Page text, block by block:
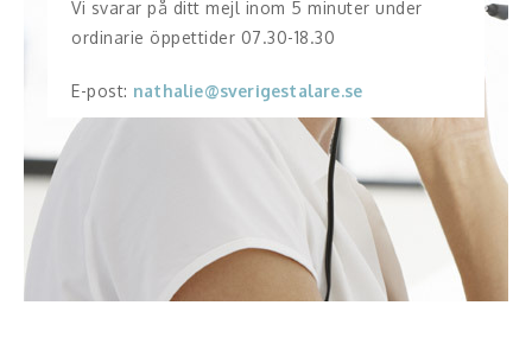
Vi svarar på ditt mejl inom 5 minuter under
ordinarie öppettider 07.30-18.30
E-post: nathalie@sverigestalare.se